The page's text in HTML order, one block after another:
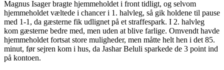
Magnus Isager bragte hjemmeholdet i front tidligt, og selvom
hjemmeholdet væltede i chancer i 1. halvleg, så gik holdene til pause
med 1-1, da gæsterne fik udlignet på et straffespark. I 2. halvleg
kom gæsterne bedre med, men uden at blive farlige. Omvendt havde
hjemmeholdet fortsat store muligheder, men måtte helt hen i det 85.
minut, før sejren kom i hus, da Jashar Beluli sparkede de 3 point ind
på kontoen.